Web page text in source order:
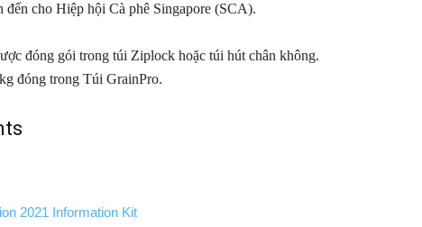
đến cho Hiệp hội Cà phê Singapore (SCA).
đóng gói trong túi Ziplock hoặc túi hút chân không.
đóng trong Túi GrainPro.
2021 Information Kit